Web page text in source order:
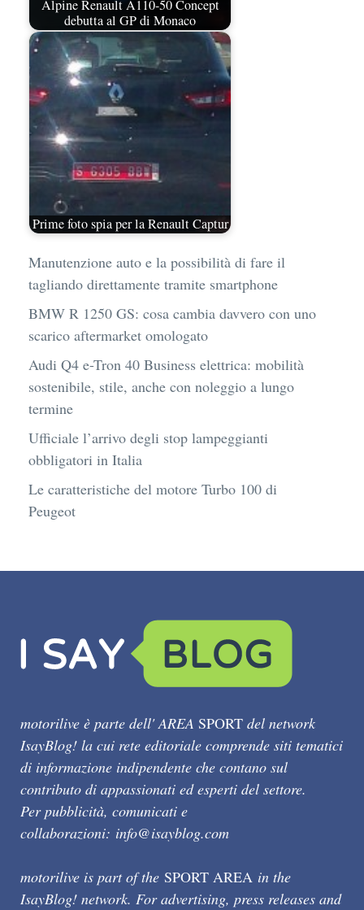
Alpine Renault A110-50 Concept
debutta al GP di Monaco
Prime foto spia per la Renault Captur
Manutenzione auto e la possibilità di fare il
tagliando direttamente tramite smartphone
BMW R 1250 GS: cosa cambia davvero con uno
scarico aftermarket omologato
Audi Q4 e-Tron 40 Business elettrica: mobilità
sostenibile, stile, anche con noleggio a lungo
termine
Ufficiale l’arrivo degli stop lampeggianti
obbligatori in Italia
Le caratteristiche del motore Turbo 100 di
Peugeot
motorilive è parte dell' AREA SPORT del network
IsayBlog! la cui rete editoriale comprende siti tematici
di informazione indipendente che contano sul
contributo di appassionati ed esperti del settore.
Per pubblicità, comunicati e
collaborazioni: info@isayblog.com
motorilive is part of the SPORT AREA in the
IsayBlog! network. For advertising, press releases and